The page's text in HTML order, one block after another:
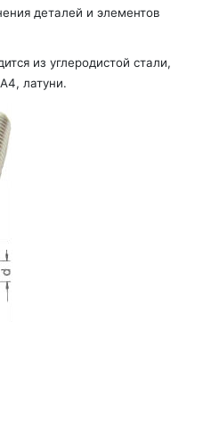
деталей и элементов
из углеродистой стали,
латуни.